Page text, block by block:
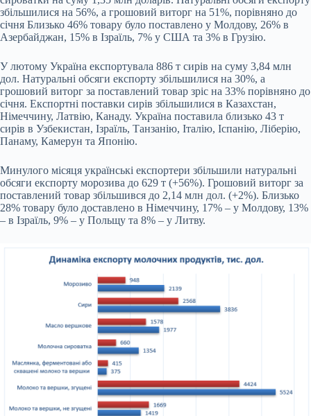
збільшилися на 56%, а грошовий виторг на 51%, порівняно до
січня Близько 46% товару було поставлено у Молдову, 26% в
Азербайджан, 15% в Ізраїль, 7% у США та 3% в Грузію.
У лютому Україна експортувала 886 т сирів на суму 3,84 млн
дол. Натуральні обсяги експорту збільшилися на 30%, а
грошовий виторг за поставлений товар зріс на 33% порівняно до
січня. Експортні поставки сирів збільшилися в Казахстан,
Німеччину, Латвію, Канаду. Україна поставила близько 43 т
сирів в Узбекистан, Ізраїль, Танзанію, Італію, Іспанію, Ліберію,
Панаму, Камерун та Японію.
Минулого місяця українські експортери збільшили натуральні
обсяги експорту морозива до 629 т (+56%). Грошовий виторг за
поставлений товар збільшився до 2,14 млн дол. (+2%). Близько
28% товару було доставлено в Німеччину, 17% – у Молдову, 13%
– в Ізраїль, 9% – у Польщу та 8% – у Литву.